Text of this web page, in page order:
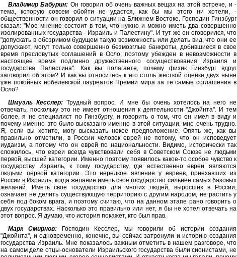
Владимир Бабурин: Он говорил об очень важных вещах на этой встрече, и -
тема, которую совсем обойти не удастся, как бы мы этого ни хотели, -
общественности он говорил о ситуации на Ближнем Востоке. Господин Гинзбург
сказал: "Мое мнение состоит в том, что нужно и можно иметь два совершенно
изолированных государства - Израиль и Палестину". И тут же он оговорился, что
"допускать в обозримом будущем такую возможность или делать вид, что они ее
допускают, могут только совершенно безмозглые банкроты, добившиеся в свое
время пресловутых соглашений в Осло; поэтому убежден в невозможности в
настоящее время подлинно дружественного сосуществования Израиля и
государства Палестина". Как вы полагаете, почему физик Гинзбург вдруг
заговорил об этом? И как вы относитесь к его столь жесткой оценке двух ныне
уже покойных нобелевской лауреатов Премии мира за те самые соглашения в
Осло?
Шмуэль Кесслер:Трудный вопрос. И мне бы очень хотелось на него не
отвечать, поскольку это не имеет отношения к деятельности "Джойнта". И тем
более, я не специалист по Гинзбургу, и говорить о том, что он имел в виду и
почему именно это было высказано именно в этой ситуации, мне очень трудно.
Я, если вы хотите, могу высказать некое предположение. Опять же, как вы
правильно отметили, в России человек еврей не потому, что он исповедует
иудаизм, а потому что он еврей по национальности. Видимо, исторически так
сложилось, что евреи всегда чувствовали себя в Советском Союзе не людьми
первой, высшей категории. Именно поэтому появилось какое-то особое чувство к
государству Израиль, к тому государству, где естественно евреи являются
людьми первой категории. Это нередкое явление у евреев, приехавших из
России в Израиль, когда желание иметь свое государство сильнее самых базовых
желаний. Иметь свое государство для многих людей, выросших в России,
означает не делить существующую территорию с другим народом, не растить у
себя под боком врага, и поэтому считаю, что на данном этапе рано говорить о
двух государствах. Насколько это правильно или нет, я бы не хотел отвечать на
этот вопрос. Я думаю, что история покажет, кто был прав.
Марк Смирнов:Господин Кесслер, мы говорили об истории создания
"Джойнта", и одновременно, конечно, вы сейчас затронули и историю создания
государства Израиль. Мне показалось важным отметить в нашем разговоре, что
на самом деле отцы-основатели Израильского государства были сионистами, не